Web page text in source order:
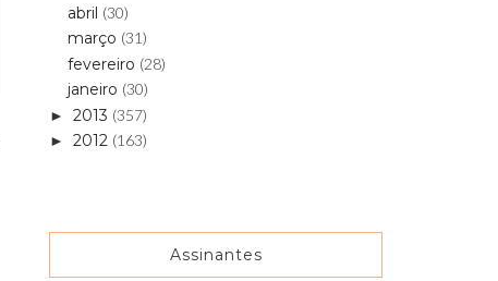
abril (30)
março (31)
fevereiro (28)
janeiro (30)
► 2013 (357)
► 2012 (163)
Assinantes